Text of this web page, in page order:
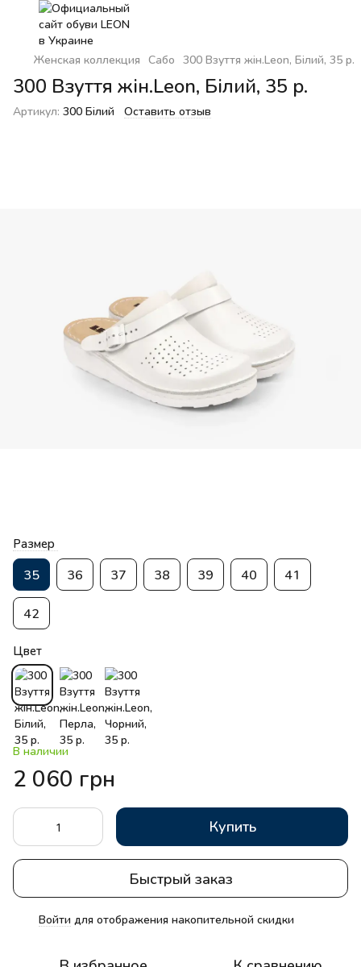
Женская коллекция Сабо 300 Взуття жін.Leon, Білий, 35 р.
300 Взуття жін.Leon, Білий, 35 р.
Артикул: 300 Білий Оставить отзыв
Размер
35 36 37 38 39 40 41
42
Цвет
В наличии
2 060 грн
Купить
Быстрый заказ
Войти для отображения накопительной скидки